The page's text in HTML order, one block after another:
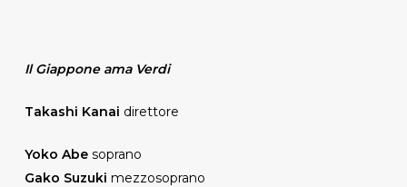
Il Giappone ama Verdi
Takashi Kanai direttore
Yoko Abesoprano
Gako Suzuki mezzosoprano